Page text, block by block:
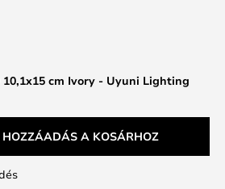
10,1x15 cm Ivory - Uyuni Lighting
HOZZÁADÁS A KOSÁRHOZ